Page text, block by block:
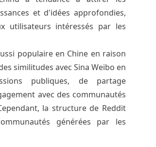
et d'idées approfondies,
utilisateurs intéressés par les
populaire en Chine en raison
similitudes avec Sina Weibo en
publiques, de partage
avec des communautés
la structure de Reddit
générées par les